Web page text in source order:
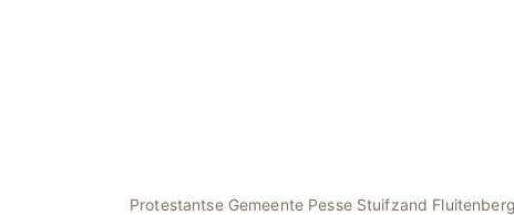
Protestantse Gemeente Pesse Stuifzand Fluitenberg